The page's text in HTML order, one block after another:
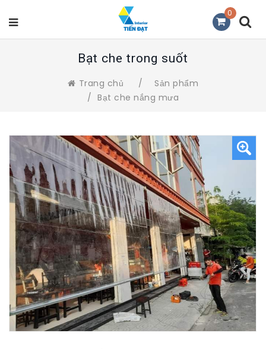
0
Bạt che trong suốt
Trang chủ /
Sản phẩm
/ Bạt che nắng mưa